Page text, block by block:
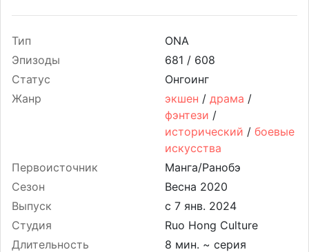
Тип
ONA
Эпизоды
681 / 608
Статус
Онгоинг
Жанр
экшен / драма /
фэнтези /
исторический / боевые
искусства
Первоисточник
Манга/Ранобэ
Сезон
Весна 2020
Выпуск
Студия
Ruo Hong Culture
Длительность
8 мин. ~ серия